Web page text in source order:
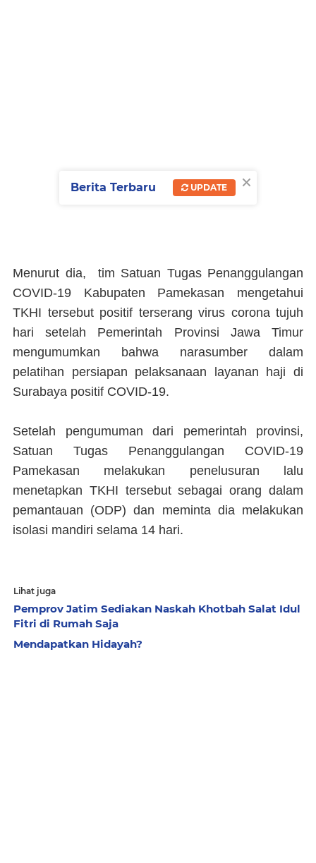
Menurut dia, tim Satuan Tugas Penanggulangan
COVID-19 Kabupaten Pamekasan mengetahui
TKHI tersebut positif terserang virus corona tujuh
hari setelah Pemerintah Provinsi Jawa Timur
mengumumkan bahwa narasumber dalam
pelatihan persiapan pelaksanaan layanan haji di
Surabaya positif COVID-19.
Setelah pengumuman dari pemerintah provinsi,
Satuan Tugas Penanggulangan COVID-19
Pamekasan melakukan penelusuran lalu
menetapkan TKHI tersebut sebagai orang dalam
pemantauan (ODP) dan meminta dia melakukan
isolasi mandiri selama 14 hari.
Lihat juga
Pemprov Jatim Sediakan Naskah Khotbah Salat Idul
Fitri di Rumah Saja
Mendapatkan Hidayah?
×
Berita Terbaru UPDATE